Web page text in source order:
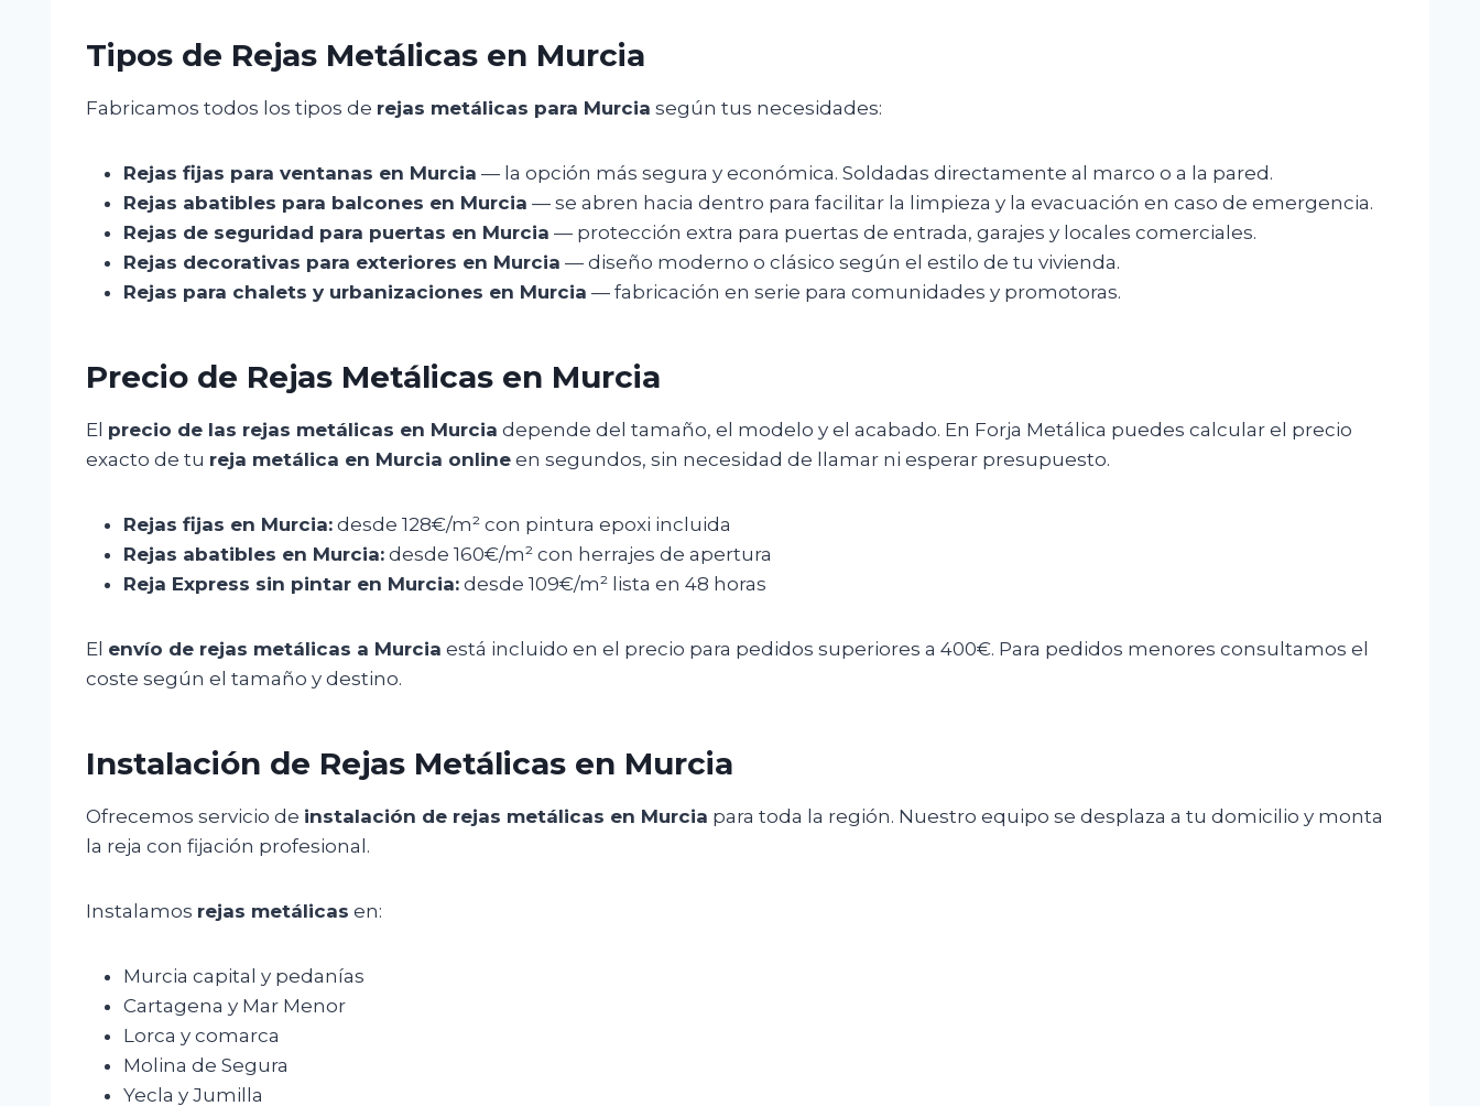
Tipos de Rejas Metálicas en Murcia
Fabricamos todos los tipos de rejas metálicas para Murcia según tus necesidades:
Rejas fijas para ventanas en Murcia — la opción más segura y económica. Soldadas directamente al marco o a la pared.
Rejas abatibles para balcones en Murcia — se abren hacia dentro para facilitar la limpieza y la evacuación en caso de emergencia.
Rejas de seguridad para puertas en Murcia — protección extra para puertas de entrada, garajes y locales comerciales.
Rejas decorativas para exteriores en Murcia — diseño moderno o clásico según el estilo de tu vivienda.
Rejas para chalets y urbanizaciones en Murcia — fabricación en serie para comunidades y promotoras.
Precio de Rejas Metálicas en Murcia
El precio de las rejas metálicas en Murcia depende del tamaño, el modelo y el acabado. En Forja Metálica puedes calcular el precio
exacto de tu reja metálica en Murcia online en segundos, sin necesidad de llamar ni esperar presupuesto.
Rejas fijas en Murcia: desde 128€/m² con pintura epoxi incluida
Rejas abatibles en Murcia: desde 160€/m² con herrajes de apertura
Reja Express sin pintar en Murcia: desde 109€/m² lista en 48 horas
El envío de rejas metálicas a Murcia está incluido en el precio para pedidos superiores a 400€. Para pedidos menores consultamos el
coste según el tamaño y destino.
Instalación de Rejas Metálicas en Murcia
Ofrecemos servicio de instalación de rejas metálicas en Murcia para toda la región. Nuestro equipo se desplaza a tu domicilio y monta
la reja con fijación profesional.
Instalamos rejas metálicas en:
Murcia capital y pedanías
Cartagena y Mar Menor
Lorca y comarca
Molina de Segura
Yecla y Jumilla